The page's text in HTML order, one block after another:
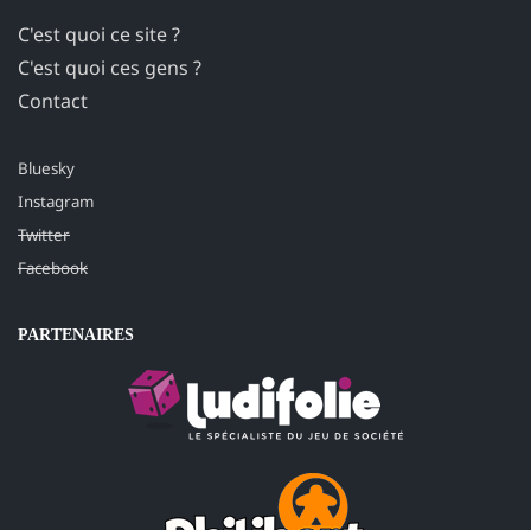
C'est quoi ce site ?
C'est quoi ces gens ?
Contact
Bluesky
Instagram
Twitter
Facebook
PARTENAIRES